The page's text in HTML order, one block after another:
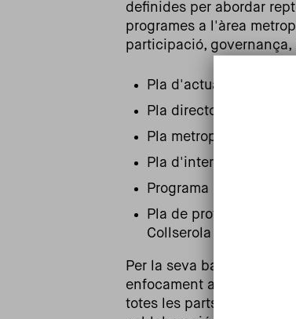
definides per abordar
programes a l'àrea
participació, governança,
Pla d'actuació
Pla director urbanístic
Pla metropolità de
Pla
Programa integral de
Pla de protecció del
Collserola
Per la seva banda, Rosa
enfocament a llarg
totes les parts a l’hora